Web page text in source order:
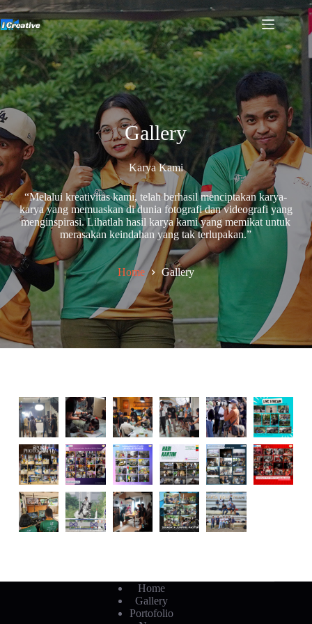
Gallery
Karya Kami
“Melalui kreativitas kami, telah berhasil menciptakan karya-
karya yang memuaskan di dunia fotografi dan videografi yang
menginspirasi. Lihatlah hasil karya kami yang memikat untuk
merasakan keindahan yang tak terlupakan.”
Home Gallery
Home
Gallery
Portofolio